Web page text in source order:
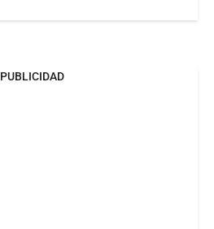
PUBLICIDAD